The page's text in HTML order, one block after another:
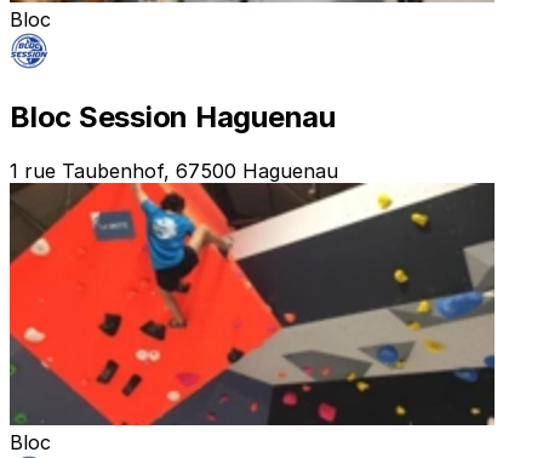
Bloc
Bloc Session Haguenau
1 rue Taubenhof, 67500 Haguenau
Bloc